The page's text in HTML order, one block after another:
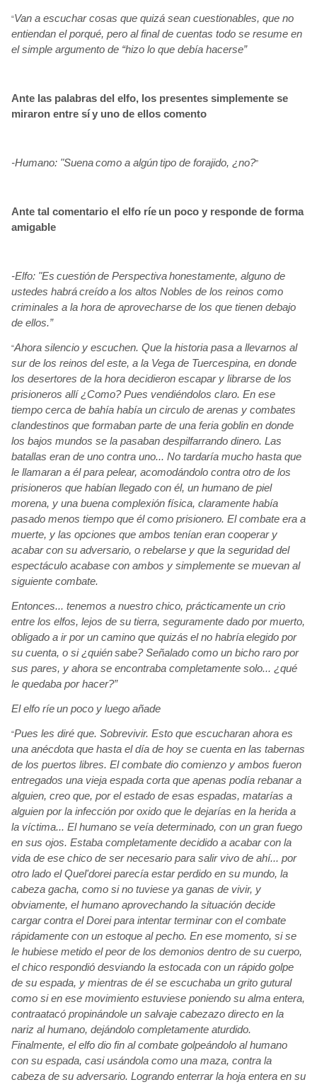
“Van a escuchar cosas que quizá sean cuestionables, que no
entiendan el porqué, pero al final de cuentas todo se resume en
el simple argumento de “hizo lo que debía hacerse”
Ante las palabras del elfo, los presentes simplemente se
miraron entre síy uno de ellos comento
-Humano: "Suenacomo a algúntipo de forajido, ¿no?”
Ante tal comentario el elfo ríe un poco y responde de forma
amigable
-Elfo: "Es cuestiónde Perspectivahonestamente, alguno de
ustedes habrácreídoa los altos Nobles de los reinos como
criminales a la hora de aprovecharse de los que tienen debajo
de ellos.”
“Ahora silencio y escuchen. Que la historia pasa a llevarnos al
sur de los reinos del este, a la Vega de Tuercespina, en donde
los desertores de la hora decidieron escapar y librarse de los
prisioneros allí ¿Como? Pues vendiéndolos claro. En ese
tiempo cerca de bahía había un circulo de arenas y combates
clandestinos que formaban parte de una feria goblin en donde
los bajos mundos se la pasaban despilfarrando dinero. Las
batallas eran de uno contra uno... No tardaría mucho hasta que
le llamaran a él para pelear, acomodándolo contra otro de los
prisioneros que habían llegado con él, un humano de piel
morena, y una buena complexión física, claramente había
pasado menos tiempo que él como prisionero. El combate era a
muerte, y las opciones que ambos tenían eran cooperar y
acabar con su adversario, o rebelarse y que la seguridad del
espectáculo acabase con ambos y simplemente se muevan al
siguiente combate.
Entonces... tenemos a nuestro chico, prácticamenteun crio
entre los elfos, lejos de su tierra, seguramente dado por muerto,
obligado a ir por un camino que quizás el no habríaelegido por
su cuenta, o si ¿quiénsabe? Señalado como un bicho raro por
sus pares, y ahora se encontraba completamente solo... ¿qué
le quedaba por hacer?”
El elfo ríeun poco y luego añade
“Pues les diré que. Sobrevivir. Esto que escucharan ahora es
una anécdota que hasta el día de hoy se cuenta en las tabernas
de los puertos libres. El combate dio comienzo y ambos fueron
entregados una vieja espada corta que apenas podía rebanar a
alguien, creo que, por el estado de esas espadas, matarías a
alguien por la infección por oxido que le dejarías en la herida a
la víctima... El humano se veía determinado, con un gran fuego
en sus ojos. Estaba completamente decidido a acabar con la
vida de ese chico de ser necesario para salir vivo de ahí... por
otro lado el Quel'dorei parecía estar perdido en su mundo, la
cabeza gacha, como si no tuviese ya ganas de vivir, y
obviamente, el humano aprovechando la situación decide
cargar contra el Dorei para intentar terminar con el combate
rápidamente con un estoque al pecho. En ese momento, si se
le hubiese metido el peor de los demonios dentro de su cuerpo,
el chico respondió desviando la estocada con un rápido golpe
de su espada, y mientras de él se escuchaba un grito gutural
como si en ese movimiento estuviese poniendo su alma entera,
contraatacó propinándole un salvaje cabezazo directo en la
nariz al humano, dejándolo completamente aturdido.
Finalmente, el elfo dio fin al combate golpeándolo al humano
con su espada, casi usándola como una maza, contra la
cabeza de su adversario. Logrando enterrar la hoja entera en su